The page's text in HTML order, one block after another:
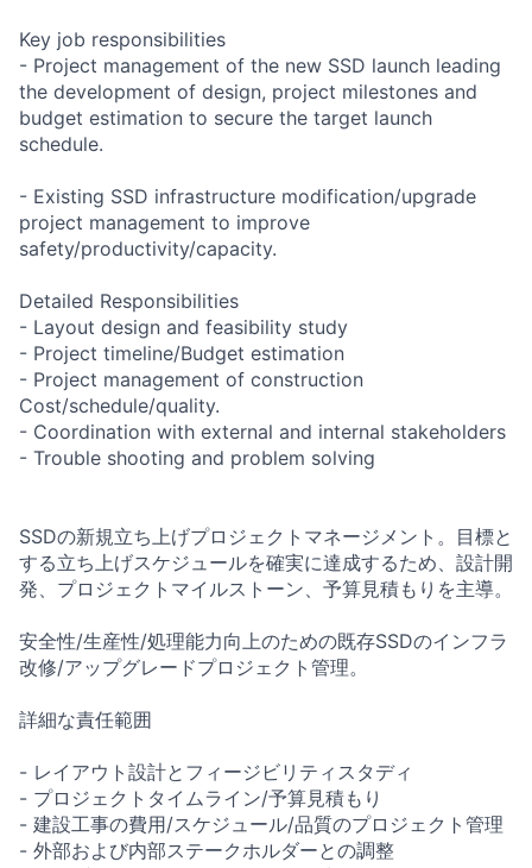
Key job responsibilities
- Project management of the new SSD launch leading
the development of design, project milestones and
budget estimation to secure the target launch
schedule.
- Existing SSD infrastructure modification/upgrade
project management to improve
safety/productivity/capacity.
Detailed Responsibilities
- Layout design and feasibility study
- Project timeline/Budget estimation
- Project management of construction
Cost/schedule/quality.
- Coordination with external and internal stakeholders
- Trouble shooting and problem solving
SSDの新規立ち上げプロジェクトマネージメント。目標と
する立ち上げスケジュールを確実に達成するため、設計開
発、プロジェクトマイルストーン、予算見積もりを主導。
安全性/生産性/処理能力向上のための既存SSDのインフラ
改修/アップグレードプロジェクト管理。
詳細な責任範囲
- レイアウト設計とフィージビリティスタディ
- プロジェクトタイムライン/予算見積もり
- 建設工事の費用/スケジュール/品質のプロジェクト管理
- 外部および内部ステークホルダーとの調整